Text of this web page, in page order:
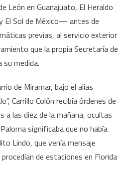
León en Guanajuato, El Heraldo
El Sol de México— antes de
previas, al servicio exterior
que la propia Secretaría de
su medida.
de Miramar, bajo el alias
Carrillo Colón recibía órdenes de
a las diez de la mañana, ocultas
significaba que no había
Lindo, que venía mensaje
de estaciones en Florida